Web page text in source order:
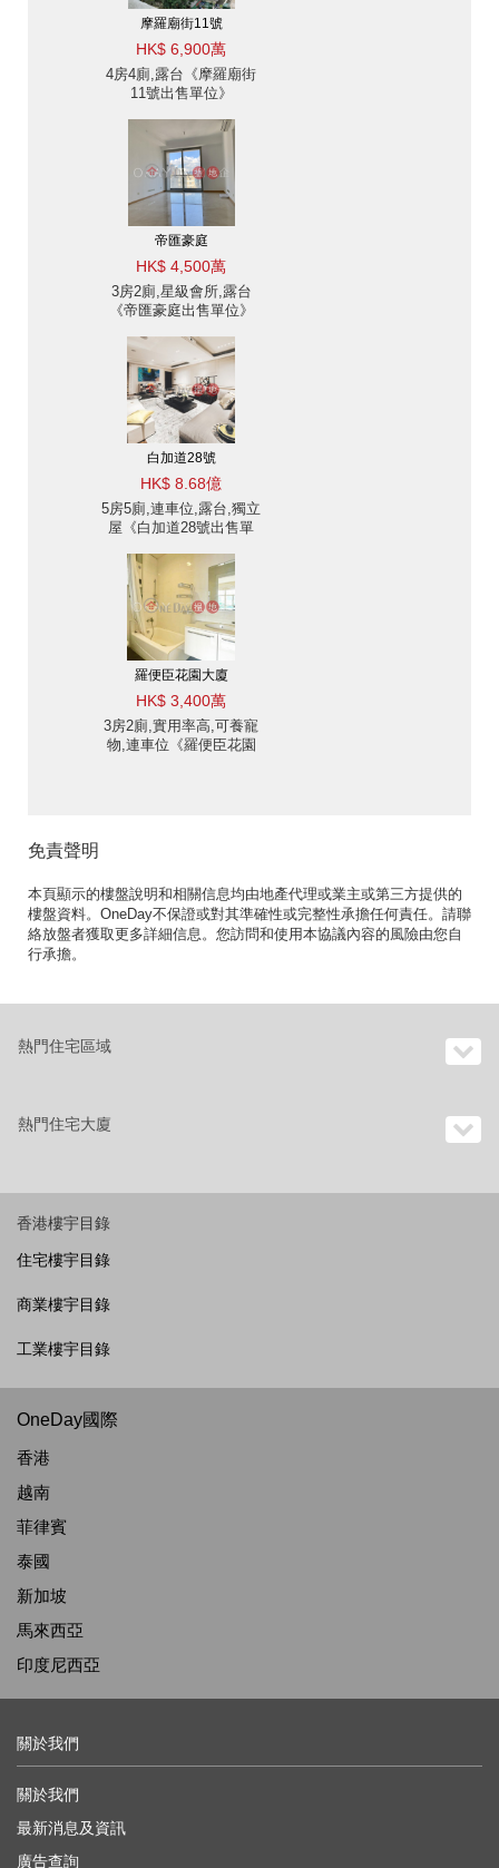
摩羅廟街11號
HK$ 6,900萬
4房4廁,露台《摩羅廟街
11號出售單位》
帝匯豪庭
HK$ 4,500萬
3房2廁,星級會所,露台
《帝匯豪庭出售單位》
白加道28號
HK$ 8.68億
5房5廁,連車位,露台,獨立
屋《白加道28號出售單
羅便臣花園大廈
HK$ 3,400萬
3房2廁,實用率高,可養寵
物,連車位《羅便臣花園
免責聲明
本頁顯示的樓盤說明和相關信息均由地產代理或業主或第三方提供的
樓盤資料。OneDay不保證或對其準確性或完整性承擔任何責任。請聯
絡放盤者獲取更多詳細信息。您訪問和使用本協議內容的風險由您自
行承擔。
熱門住宅區域
熱門住宅大廈
香港樓宇目錄
住宅樓宇目錄
商業樓宇目錄
工業樓宇目錄
OneDay國際
香港
越南
菲律賓
泰國
新加坡
馬來西亞
印度尼西亞
關於我們
關於我們
最新消息及資訊
廣告查詢